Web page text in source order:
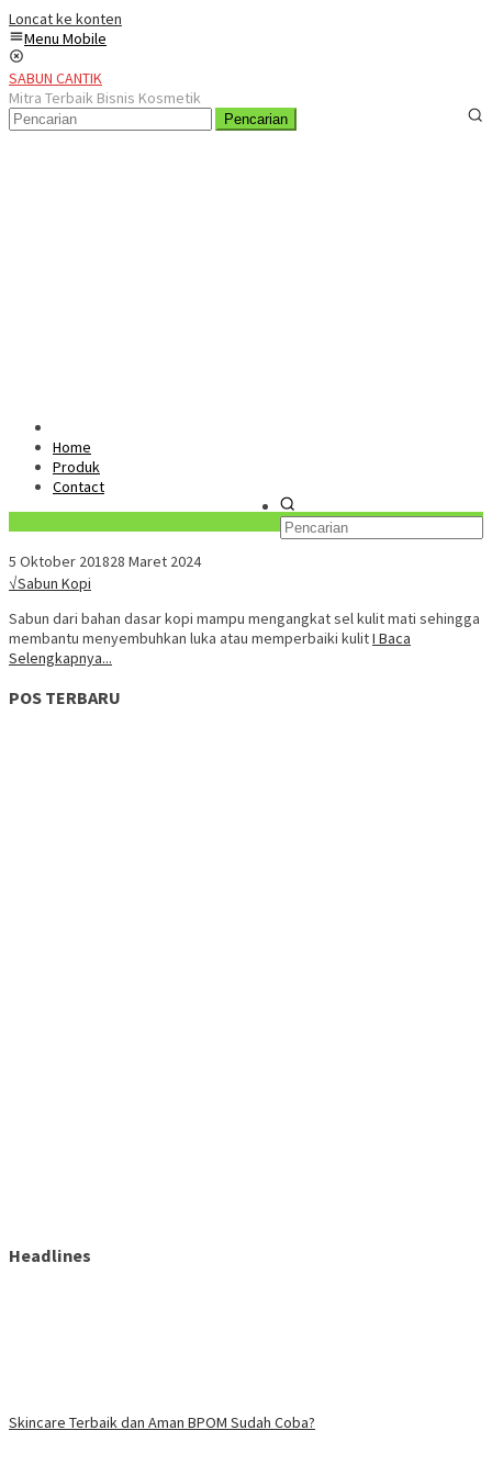
Loncat ke konten
Menu Mobile
SABUN CANTIK
Mitra Terbaik Bisnis Kosmetik
Pencarian
Home
Produk
Contact
5 Oktober 201828 Maret 2024
√Sabun Kopi
Sabun dari bahan dasar kopi mampu mengangkat sel kulit mati sehingga
membantu menyembuhkan luka atau memperbaiki kulitI Baca
Selengkapnya...
POS TERBARU
Headlines
Skincare Terbaik dan Aman BPOM Sudah Coba?